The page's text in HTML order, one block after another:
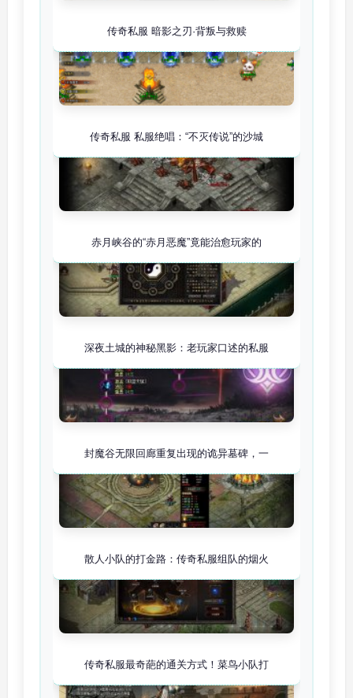
传奇私服最奇葩的通关方式！菜鸟小队打
散人小队的打金路：传奇私服组队的烟火
封魔谷无限回廊重复出现的诡异墓碑，一
深夜土城的神秘黑影：老玩家口述的私服
赤月峡谷的“赤月恶魔”竟能治愈玩家的
传奇私服 私服绝唱：“不灭传说”的沙城
传奇私服 暗影之刃·背叛与救赎